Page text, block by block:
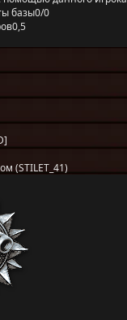
базы0/0
0,5
(STILET_41)